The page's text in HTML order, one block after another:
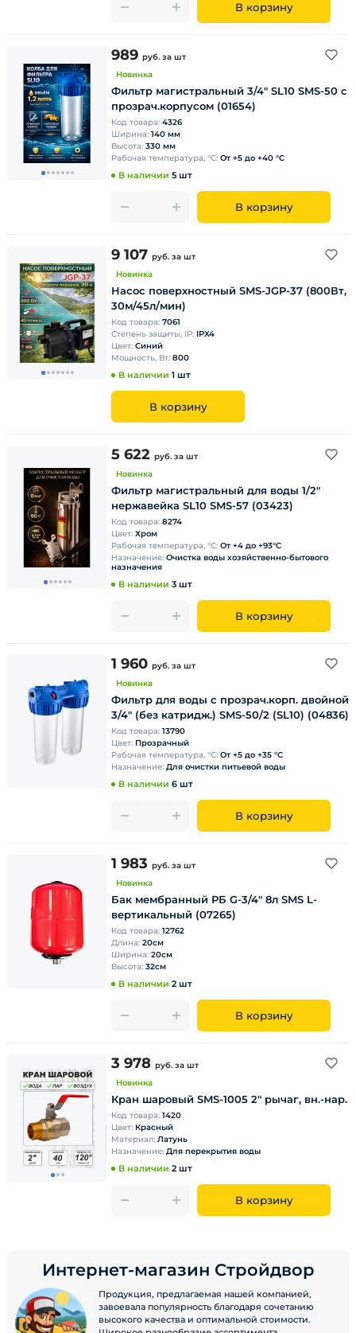
В корзину
989 руб. за шт
Новинка
Фильтр магистральный 3/4" SL10 SMS-50 с
прозрач.корпусом (01654)
Код товара: 4326
Ширина: 140 мм
Высота: 330 мм
Рабочая температура, °С: От +5 до +40 °C
В наличии 5 шт
В корзину
9 107 руб. за шт
Новинка
Насос поверхностный SMS-JGP-37 (800Вт,
30м/45л/мин)
Код товара: 7061
Степень защиты, IP: IPX4
Цвет: Синий
Мощность, Вт: 800
В наличии 1 шт
В корзину
5 622 руб. за шт
Новинка
Фильтр магистральный для воды 1/2"
нержавейка SL10 SMS-57 (03423)
Код товара: 8274
Цвет: Хром
Рабочая температура, °С: От +4 до +93°С
Назначение: Очистка воды хозяйственно-бытового
назначения
В наличии 3 шт
В корзину
1 960 руб. за шт
Новинка
Фильтр для воды с прозрач.корп. двойной
3/4" (без катридж.) SMS-50/2 (SL10) (04836)
Код товара: 13790
Цвет: Прозрачный
Рабочая температура, °С: От +5 до +35 °С
Назначение: Для очистки питьевой воды
В наличии 6 шт
В корзину
1 983 руб. за шт
Новинка
Бак мембранный РБ G-3/4" 8л SMS L-
вертикальный (07265)
Код товара: 12762
Длина: 20см
Ширина: 20см
Высота: 32см
В наличии 2 шт
В корзину
3 978 руб. за шт
Новинка
Кран шаровый SMS-1005 2" рычаг, вн.-нар.
Код товара: 1420
Цвет: Красный
Материал: Латунь
Назначение: Для перекрытия воды
В наличии 2 шт
В корзину
Интернет-магазин Стройдвор
Продукция, предлагаемая нашей компанией,
завоевала популярность благодаря сочетанию
высокого качества и оптимальной стоимости.